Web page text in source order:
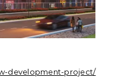
development-project/